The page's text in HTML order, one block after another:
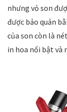
nhưng vỏ son
được bảo quản
của son còn là
in hoa nổi bật và